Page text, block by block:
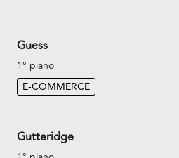
Guess
1° piano
E-COMMERCE
Gutteridge